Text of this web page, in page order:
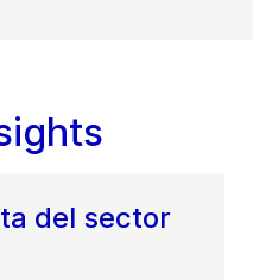
del sector